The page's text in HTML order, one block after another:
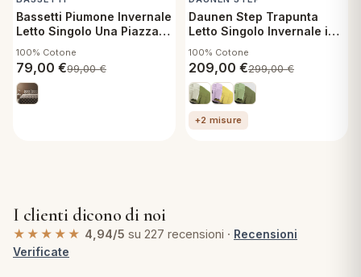
Bassetti Piumone Invernale
Letto Singolo Una Piazza
100% Cotone
79,00 €99,00€
Daunen Step Trapunta
Letto Singolo Invernale in
Unita 180x260 cm Duna
Neostep Bicolor 43520
100% Cotone
209,00 €299,00€
+2 misure
I clienti dicono di noi
★★★★★ 4,94/5 su 227 recensioni · Recensioni
Verificate